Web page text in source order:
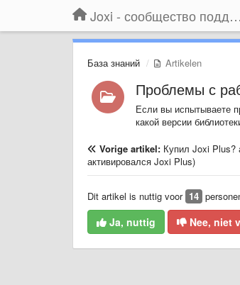
Joxi - сообщество поддержки
База знаний Artikelen
Проблемы с
Если вы испытываете
какой версии
Vorige artikel: Купил Joxi Plus?
активировался Joxi Plus)
Dit artikel is nuttig voor 14
Ja, nuttig Nee, niet